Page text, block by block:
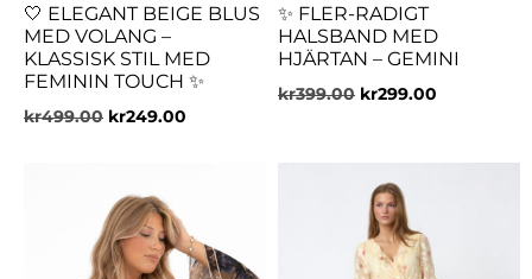
🤍 ELEGANT BEIGE BLUS
MED VOLANG –
KLASSISK STIL MED
FEMININ TOUCH ✨
kr499.00 kr249.00
✨ FLER-RADIGT
HALSBAND MED
HJÄRTAN – GEMINI
kr399.00 kr299.00